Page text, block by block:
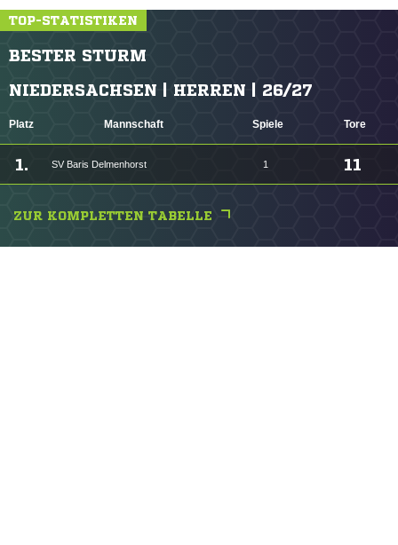
TOP-STATISTIKEN
BESTER STURM
NIEDERSACHSEN | HERREN | 26/27
Platz Mannschaft Spiele Tore
1. SV Baris Delmenhorst 1 11
ZUR KOMPLETTEN TABELLE